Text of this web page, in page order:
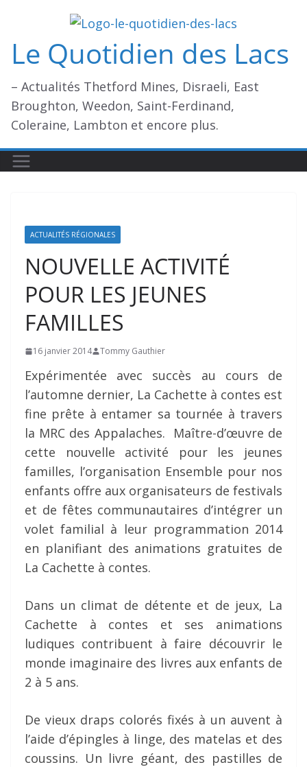
contenu
Le Quotidien des Lacs
– Actualités Thetford Mines, Disraeli, East
Broughton, Weedon, Saint-Ferdinand,
Coleraine, Lambton et encore plus.
ACTUALITÉS RÉGIONALES
NOUVELLE ACTIVITÉ
POUR LES JEUNES
FAMILLES
16 janvier 2014 Tommy Gauthier
Expérimentée avec succès au cours de
l’automne dernier, La Cachette à contes est
fine prête à entamer sa tournée à travers
la MRC des Appalaches. Maître-d’œuvre de
cette nouvelle activité pour les jeunes
familles, l’organisation Ensemble pour nos
enfants offre aux organisateurs de festivals
et de fêtes communautaires d’intégrer un
volet familial à leur programmation 2014
en planifiant des animations gratuites de
La Cachette à contes.
Dans un climat de détente et de jeux, La
Cachette à contes et ses animations
ludiques contribuent à faire découvrir le
monde imaginaire des livres aux enfants de
2 à 5 ans.
De vieux draps colorés fixés à un auvent à
l’aide d’épingles à linge, des matelas et des
coussins. Un livre géant, des pastilles de